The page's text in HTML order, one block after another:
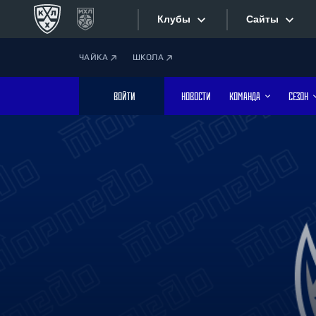
Клубы
Дивизион Боброва
Лада
Сайты
Фотобанк
ЧАЙКА ШКОЛА
ВОЙТИ НОВОСТИ КОМАНДА СЕЗОН